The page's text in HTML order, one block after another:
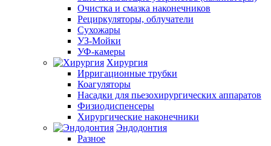
Очистка и смазка наконечников
Рециркуляторы, облучатели
Сухожары
УЗ-Мойки
УФ-камеры
Хирургия
Ирригационные трубки
Коагуляторы
Насадки для пьезохирургических аппаратов
Физиодиспенсеры
Хирургические наконечники
Эндодонтия
Разное